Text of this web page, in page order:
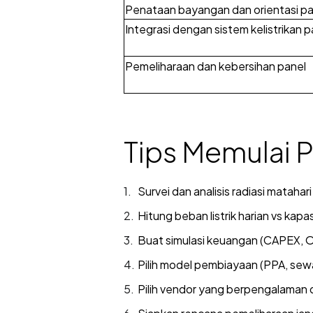
Penataan bayangan dan orientasi
Integrasi dengan sistem kelistrikan
Pemeliharaan dan kebersihan panel
Tips Memulai
Survei dan analisis radiasi
Hitung beban listrik harian vs
Buat simulasi keuangan (CAPEX,
Pilih model pembiayaan (PPA,
Pilih vendor yang